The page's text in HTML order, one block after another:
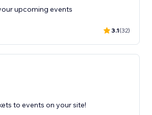
upcoming events
3.1(32)
to events on your site!